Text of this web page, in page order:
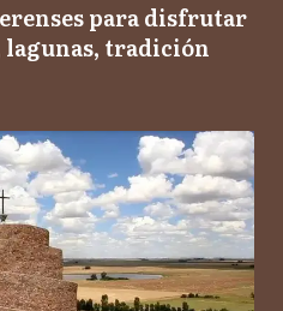
para disfrutar
tradición